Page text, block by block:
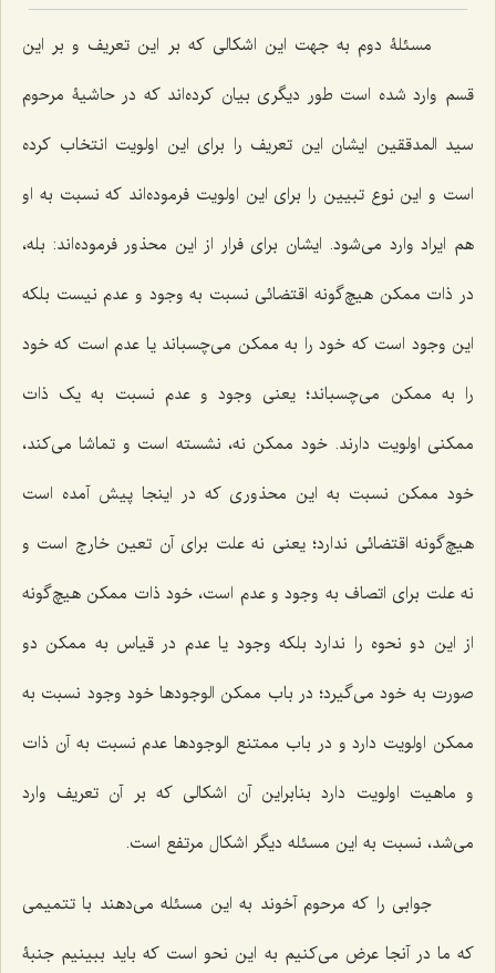
مسئلۀ دوم به جهت این اشکالی که بر این تعریف و بر این
قسم وارد شده است طور دیگری بیان کرده‌اند که در حاشیۀ مرحوم
سید المدققین ایشان این تعریف را برای این اولویت انتخاب کرده‌
است و این نوع تبیین را برای این اولویت فرموده‌اند که نسبت به او
هم ایراد وارد می‌شود. ایشان برای فرار از این محذور فرموده‌اند: بله،
در ذات ممکن هیچ‌گونه اقتضائی نسبت به وجود و عدم نیست بلکه
این وجود است که خود را به ممکن می‌چسباند یا عدم است که خود
را به ممکن می‌چسباند؛ یعنی وجود و عدم نسبت به یک ذات
ممکنی اولویت دارند. خود ممکن نه، نشسته است و تماشا می‌کند،
خود ممکن نسبت به این محذوری که در اینجا پیش آمده است
هیچ‌گونه اقتضائی ندارد؛ یعنی نه علت برای آن تعین خارج است و
نه علت برای اتصاف به وجود و عدم است، خود ذات ممکن هیچ‌گونه
از این دو نحوه را ندارد بلکه وجود یا عدم در قیاس به ممکن دو
صورت به خود می‌گیرد؛ در باب ممکن الوجودها خود وجود نسبت به
ممکن اولویت دارد و در باب ممتنع الوجودها عدم نسبت به آن ذات
و ماهیت اولویت دارد بنابراین آن اشکالی که بر آن تعریف وارد
می‌شد، نسبت به این مسئله دیگر اشکال مرتفع است.
جوابی را که مرحوم آخوند به این مسئله می‌دهند با تتمیمی
که ما در آنجا عرض می‌کنیم به این نحو است که باید ببینیم جنبۀ